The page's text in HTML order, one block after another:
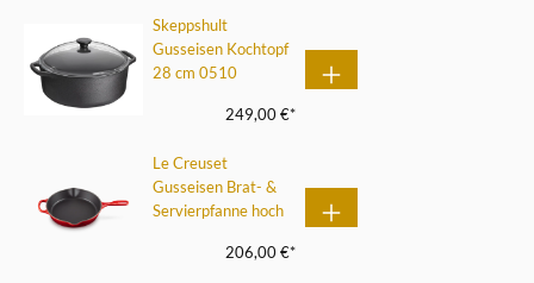
Skeppshult
Gusseisen Kochtopf
28 cm 0510
249,00 €*
Le Creuset
Gusseisen Brat- &
Servierpfanne hoch
206,00 €*